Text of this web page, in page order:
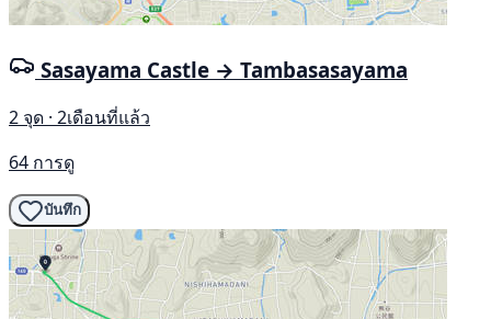
Sasayama Castle → Tambasasayama
2 จุด · 2เดือนที่แล้ว
64 การดู
บันทึก